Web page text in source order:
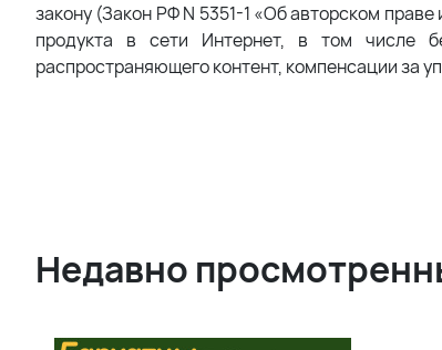
закону (Закон РФ N 5351-1 «Об авторском
продукта в сети Интернет, в том числе
распространяющего контент, компенсации за
Недавно